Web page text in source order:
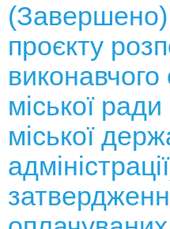
проєкту
виконавчого
міської ради
міської